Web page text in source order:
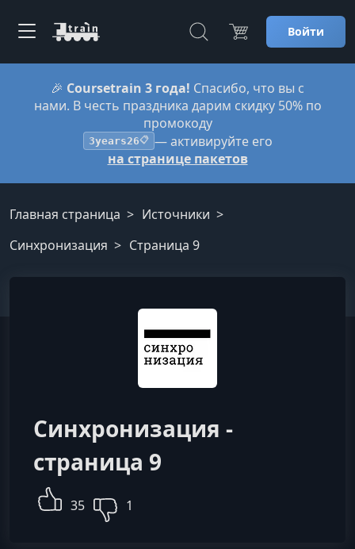
Войти
🎉 Coursetrain 3 года! Спасибо, что вы с
нами. В честь праздника дарим скидку 50% по
промокоду
3years26📋 — активируйте его
на странице пакетов
Главная страница
Источники
Синхронизация
Страница 9
Синхронизация -
страница 9
35 1